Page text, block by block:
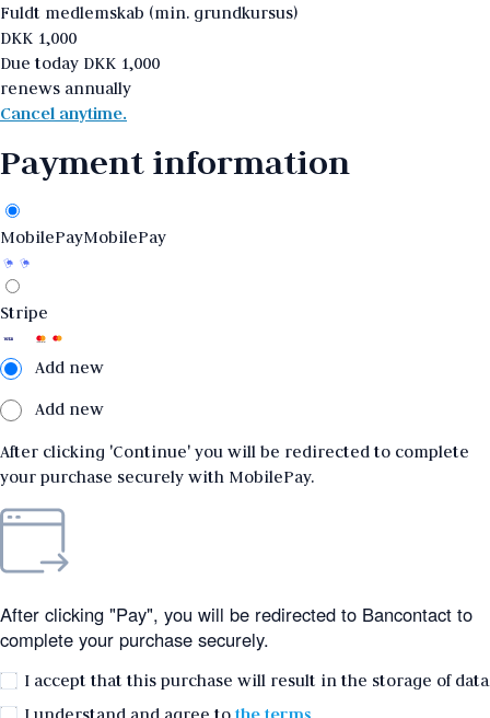
Fuldt medlemskab (min. grundkursus)
DKK 1,000
Due today DKK 1,000
renews annually
Cancel anytime.
Payment information
MobilePayMobilePay
Stripe
Add new
Add new
After clicking 'Continue' you will be redirected to complete
your purchase securely with MobilePay.
After clicking "Pay", you will be redirected to Bancontact to
complete your purchase securely.
I accept that this purchase will result in the storage of data